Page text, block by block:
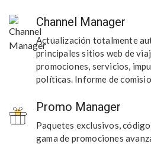
Channel Manager
Actualización totalmente
principales sitios web de
promociones, servicios,
políticas. Informe de
Promo Manager
Paquetes exclusivos,
gama de promociones